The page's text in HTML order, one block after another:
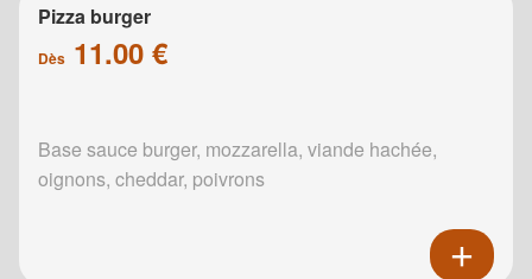
Pizza burger
Dès 11.00 €
Base sauce burger, mozzarella, viande hachée,
oignons, cheddar, poivrons